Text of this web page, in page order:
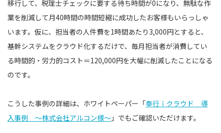
移行して、税理士チェックに要する待ち時間が0になり、無駄な作
業を削減して月40時間の時間短縮に成功したお客様もいらっしゃ
います。仮に、担当者の人件費を1時間あたり3,000円とすると、
基幹システムをクラウド化するだけで、毎月担当者が消費してい
る時間的・労力的コスト＝120,000円を大幅に削減したことになる
のです。
こうした事例の詳細は、ホワイトペーパー「奉行ｉクラウド 導
入事例 〜株式会社アルコン様〜 」でもご確認いただけます。